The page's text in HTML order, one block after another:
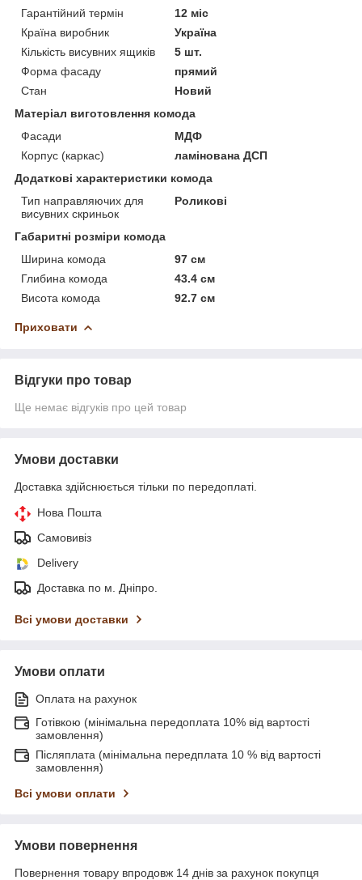
Гарантійний термін
12 міс
Країна виробник
Україна
Кількість висувних ящиків
5 шт.
Форма фасаду
прямий
Стан
Новий
Матеріал виготовлення комода
Фасади
МДФ
Корпус (каркас)
ламінована ДСП
Додаткові характеристики комода
Тип направляючих для
висувних скриньок
Роликові
Габаритні розміри комода
Ширина комода
97 см
Глибина комода
43.4 см
Висота комода
92.7 см
Приховати
Відгуки про товар
Ще немає відгуків про цей товар
Умови доставки
Доставка здійснюється тільки по передоплаті.
Нова Пошта
Самовивіз
Delivery
Доставка по м. Дніпро.
Всі умови доставки
Умови оплати
Оплата на рахунок
Готівкою (мінімальна передоплата 10% від вартості
замовлення)
Післяплата (мінімальна передплата 10 % від вартості
замовлення)
Всі умови оплати
Умови повернення
Повернення товару впродовж 14 днів за рахунок покупця